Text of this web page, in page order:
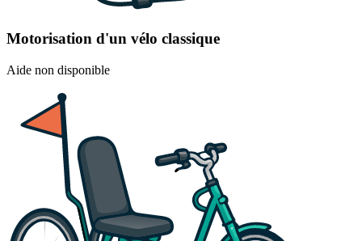
Motorisation d'un vélo classique
Aide non disponible